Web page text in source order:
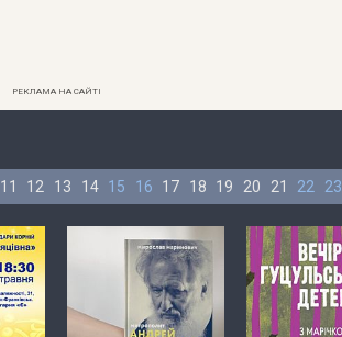
РЕКЛАМА НА САЙТІ
11 12 13 14 15 16 17 18 19 20 21 22 23